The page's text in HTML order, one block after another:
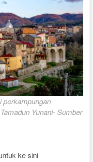
perkampungan
Yunani- Sumber
ke sini